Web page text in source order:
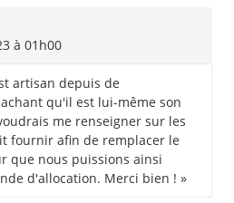
à 01h00
artisan depuis de
qu'il est lui-même son
me renseigner sur les
fournir afin de remplacer le
que nous puissions ainsi
d'allocation. Merci bien ! »